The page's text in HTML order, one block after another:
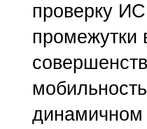
проверку
промежутки
динамичном